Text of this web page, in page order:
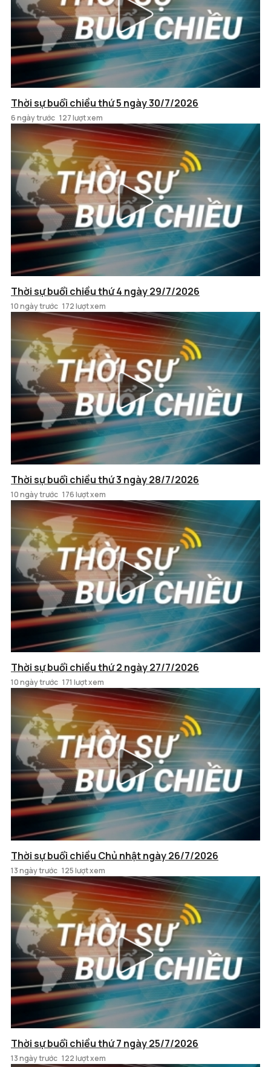
Thời sự buổi chiều thứ 5 ngày 30/7/2026
6 ngày trước 127 lượt xem
Thời sự buổi chiều thứ 4 ngày 29/7/2026
10 ngày trước 172 lượt xem
Thời sự buổi chiều thứ 3 ngày 28/7/2026
10 ngày trước 176 lượt xem
Thời sự buổi chiều thứ 2 ngày 27/7/2026
10 ngày trước 171 lượt xem
Thời sự buổi chiều Chủ nhật ngày 26/7/2026
13 ngày trước 125 lượt xem
Thời sự buổi chiều thứ 7 ngày 25/7/2026
13 ngày trước 122 lượt xem